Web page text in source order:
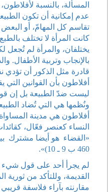
المسألة، بالنسبة
عدم إمكانية أن تكون
تقاسم كل المهامّ، أو البعض
كانت المرأة لا تختلف
يختلفان، والمرأة لم
بالإنجاب وتربية الأطفال.
قادرة مثل الذكور أن
أفلاطون بأن القوانين
ليست ضدّ الطبيعة بل إن
ونُظمها هي التي تُضاد
أفلاطون هي مدينة
النساء كعنصر فعّال،
«القضاء هو أيضا مشترك
460 ب 9 ـ 10)».
لم يجرأ أحد على قول شيء
القديمة، وللتأكد من
مقارنته بآراء فلاسفة